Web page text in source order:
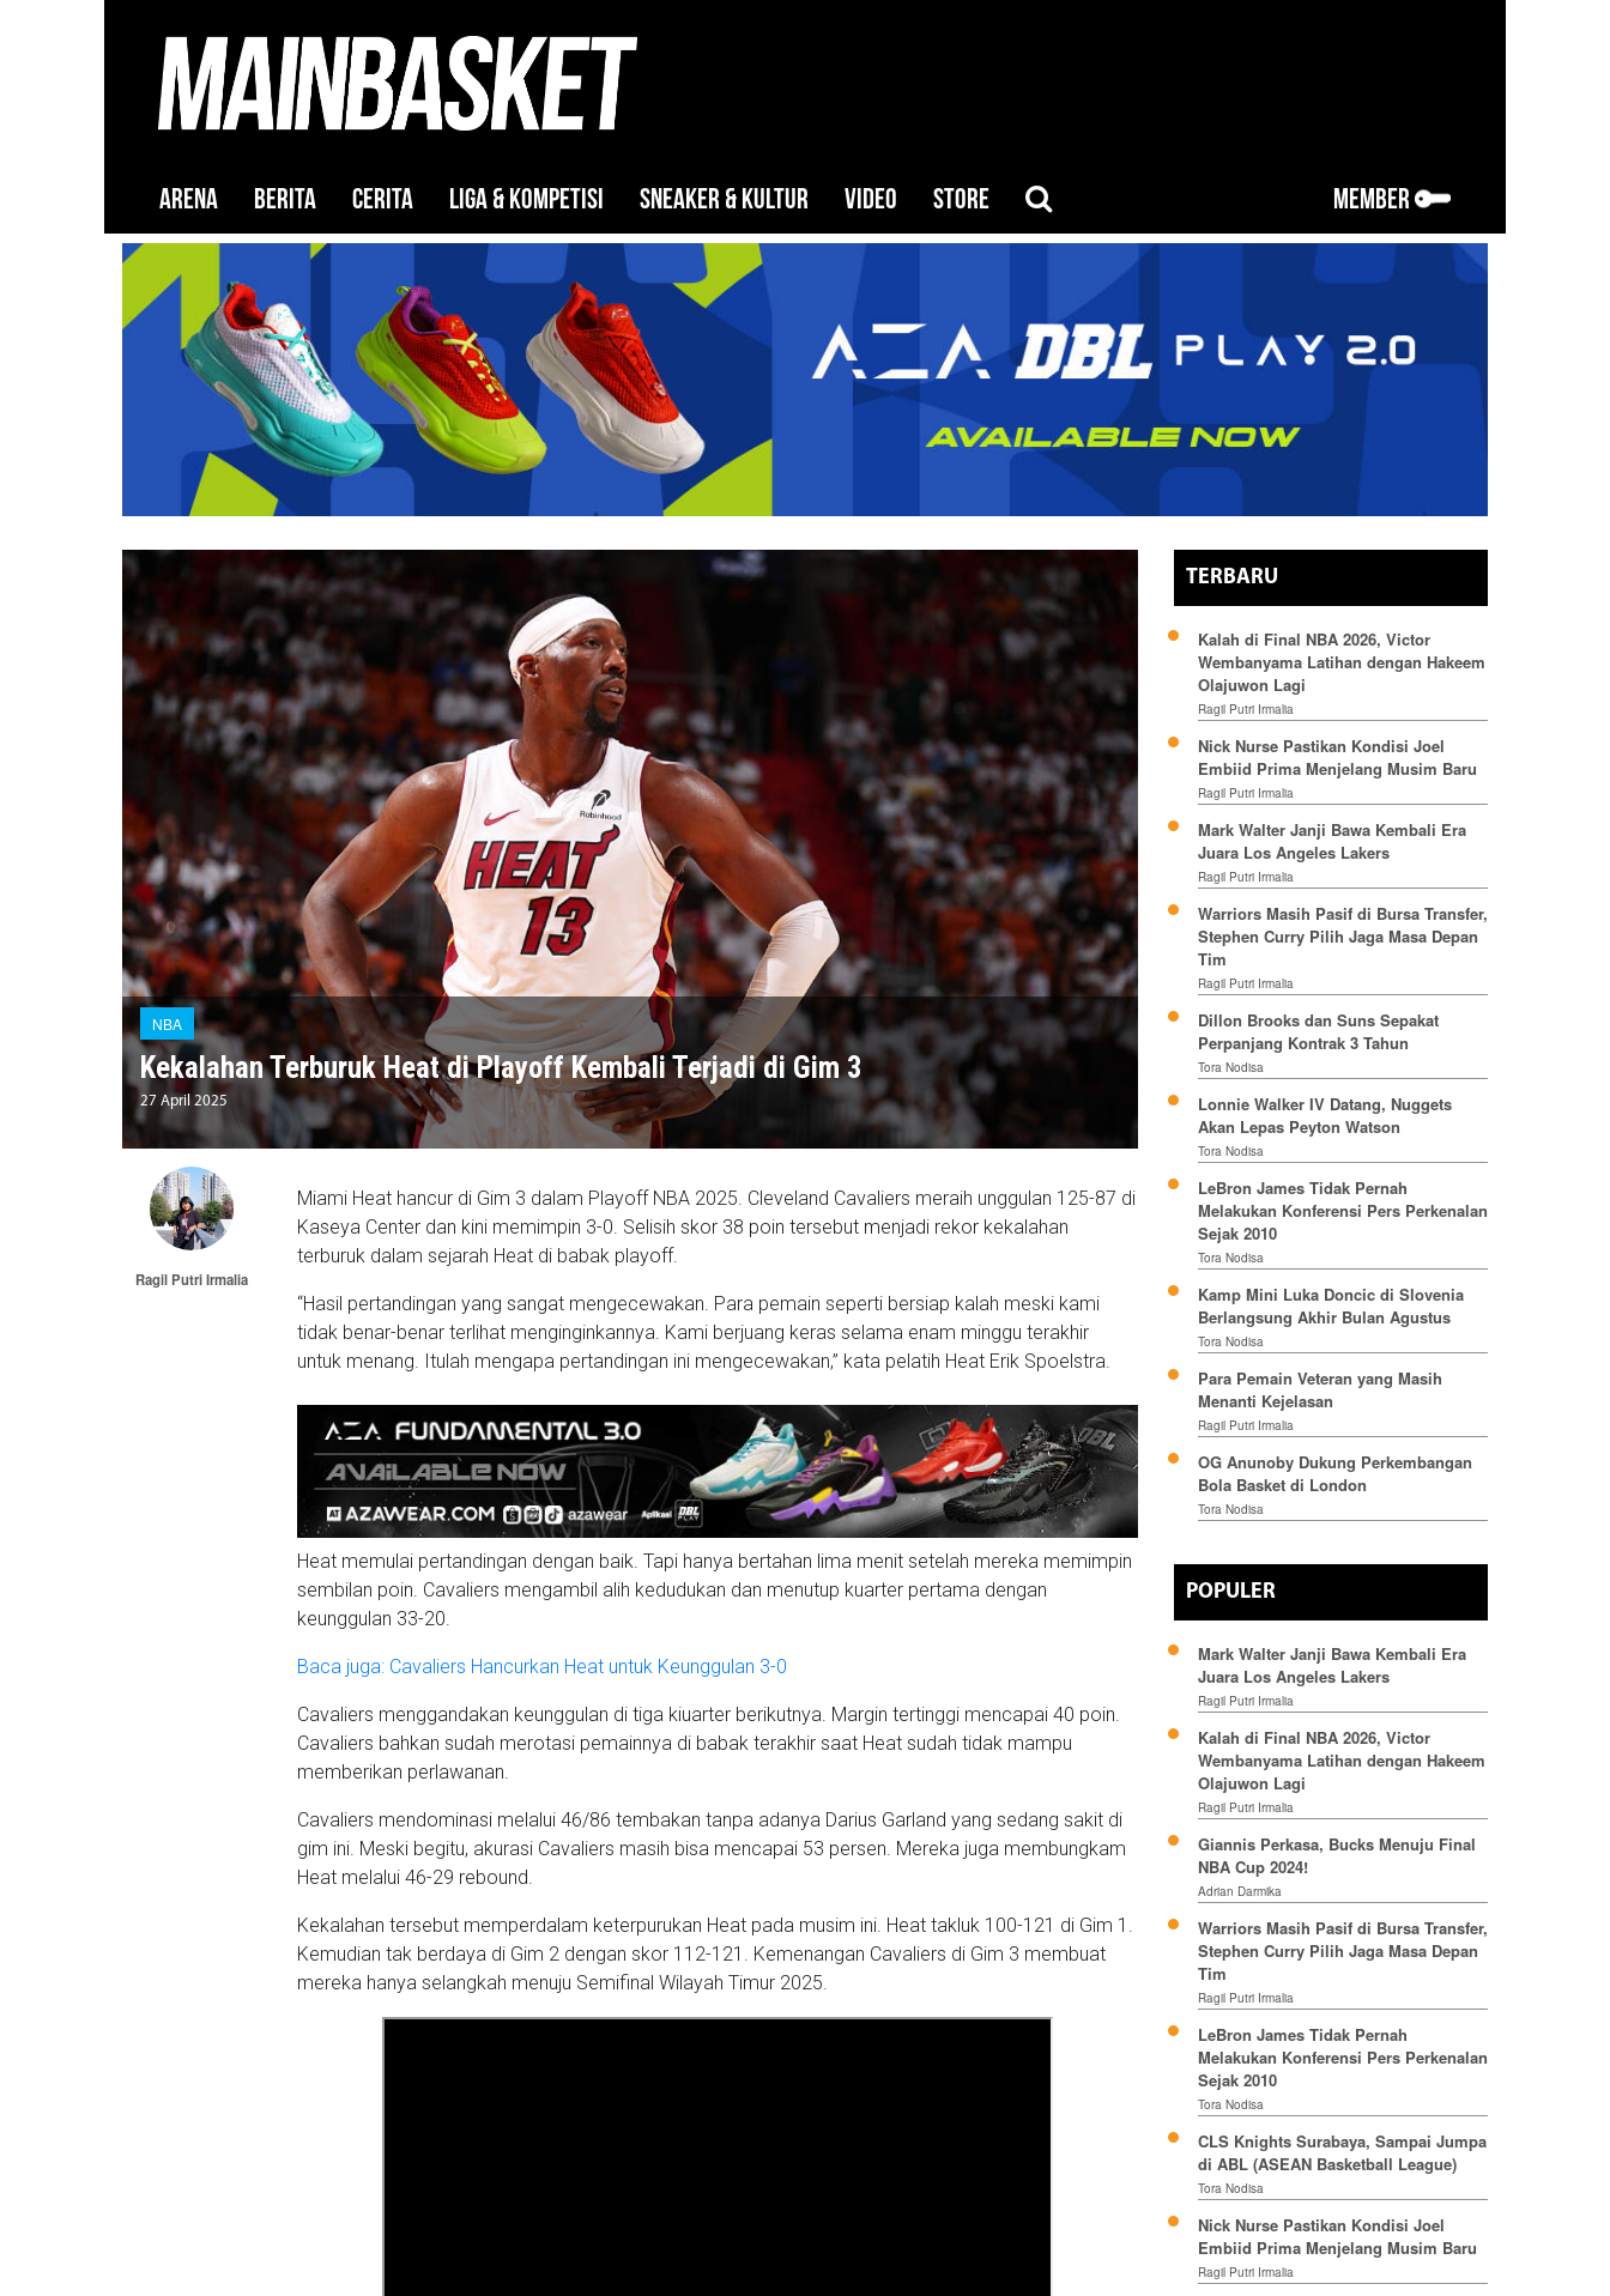
ARENA BERITA CERITA LIGA & KOMPETISI SNEAKER & KULTUR VIDEO STORE MEMBER
NBA
Kekalahan Terburuk Heat di Playoff Kembali Terjadi di Gim 3
27 April 2025
Ragil Putri Irmalia
Miami Heat hancur di Gim 3 dalam Playoff NBA 2025. Cleveland Cavaliers meraih unggulan 125-87 di
Kaseya Center dan kini memimpin 3-0. Selisih skor 38 poin tersebut menjadi rekor kekalahan
terburuk dalam sejarah Heat di babak playoff.
“Hasil pertandingan yang sangat mengecewakan. Para pemain seperti bersiap kalah meski kami
tidak benar-benar terlihat menginginkannya. Kami berjuang keras selama enam minggu terakhir
untuk menang. Itulah mengapa pertandingan ini mengecewakan,” kata pelatih Heat Erik Spoelstra.
Heat memulai pertandingan dengan baik. Tapi hanya bertahan lima menit setelah mereka memimpin
sembilan poin. Cavaliers mengambil alih kedudukan dan menutup kuarter pertama dengan
keunggulan 33-20.
Baca juga: Cavaliers Hancurkan Heat untuk Keunggulan 3-0
Cavaliers menggandakan keunggulan di tiga kiuarter berikutnya. Margin tertinggi mencapai 40 poin.
Cavaliers bahkan sudah merotasi pemainnya di babak terakhir saat Heat sudah tidak mampu
memberikan perlawanan.
Cavaliers mendominasi melalui 46/86 tembakan tanpa adanya Darius Garland yang sedang sakit di
gim ini. Meski begitu, akurasi Cavaliers masih bisa mencapai 53 persen. Mereka juga membungkam
Heat melalui 46-29 rebound.
Kekalahan tersebut memperdalam keterpurukan Heat pada musim ini. Heat takluk 100-121 di Gim 1.
Kemudian tak berdaya di Gim 2 dengan skor 112-121. Kemenangan Cavaliers di Gim 3 membuat
mereka hanya selangkah menuju Semifinal Wilayah Timur 2025.
TERBARU
Kalah di Final NBA 2026, Victor
Wembanyama Latihan dengan Hakeem
Olajuwon Lagi
Ragil Putri Irmalia
Nick Nurse Pastikan Kondisi Joel
Embiid Prima Menjelang Musim Baru
Ragil Putri Irmalia
Mark Walter Janji Bawa Kembali Era
Juara Los Angeles Lakers
Ragil Putri Irmalia
Warriors Masih Pasif di Bursa Transfer,
Stephen Curry Pilih Jaga Masa Depan
Tim
Ragil Putri Irmalia
Dillon Brooks dan Suns Sepakat
Perpanjang Kontrak 3 Tahun
Tora Nodisa
Lonnie Walker IV Datang, Nuggets
Akan Lepas Peyton Watson
Tora Nodisa
LeBron James Tidak Pernah
Melakukan Konferensi Pers Perkenalan
Sejak 2010
Tora Nodisa
Kamp Mini Luka Doncic di Slovenia
Berlangsung Akhir Bulan Agustus
Tora Nodisa
Para Pemain Veteran yang Masih
Menanti Kejelasan
Ragil Putri Irmalia
OG Anunoby Dukung Perkembangan
Bola Basket di London
Tora Nodisa
POPULER
Mark Walter Janji Bawa Kembali Era
Juara Los Angeles Lakers
Ragil Putri Irmalia
Kalah di Final NBA 2026, Victor
Wembanyama Latihan dengan Hakeem
Olajuwon Lagi
Ragil Putri Irmalia
Giannis Perkasa, Bucks Menuju Final
NBA Cup 2024!
Adrian Darmika
Warriors Masih Pasif di Bursa Transfer,
Stephen Curry Pilih Jaga Masa Depan
Tim
Ragil Putri Irmalia
LeBron James Tidak Pernah
Melakukan Konferensi Pers Perkenalan
Sejak 2010
Tora Nodisa
CLS Knights Surabaya, Sampai Jumpa
di ABL (ASEAN Basketball League)
Tora Nodisa
Nick Nurse Pastikan Kondisi Joel
Embiid Prima Menjelang Musim Baru
Ragil Putri Irmalia